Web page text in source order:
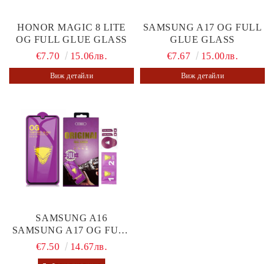
HONOR MAGIC 8 LITE
OG FULL GLUE GLASS
€7.70
15.06лв.
Виж детайли
SAMSUNG A17 OG FULL
GLUE GLASS
€7.67
15.00лв.
Виж детайли
SAMSUNG A16
SAMSUNG A17 OG FULL
GLUE GLASS
€7.50 14.67лв.